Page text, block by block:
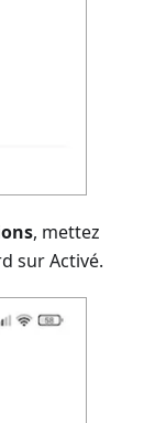
, mettez
sur Activé.